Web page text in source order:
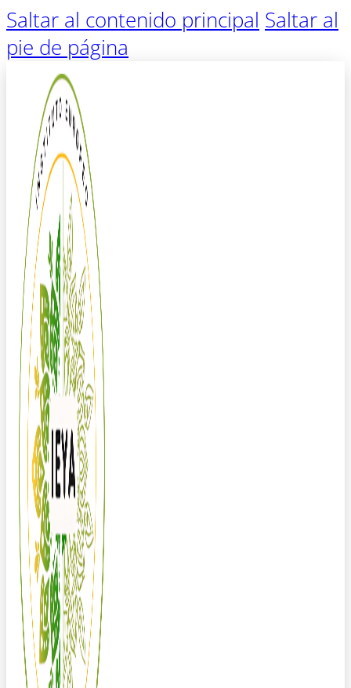
Saltar al contenido principal Saltar al
pie de página